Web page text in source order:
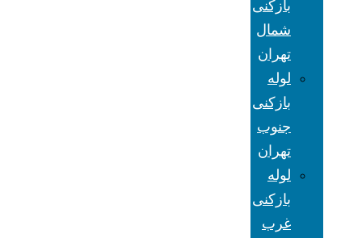
بازکنی
شمال
تهران
لوله
بازکنی
جنوب
تهران
لوله
بازکنی
غرب